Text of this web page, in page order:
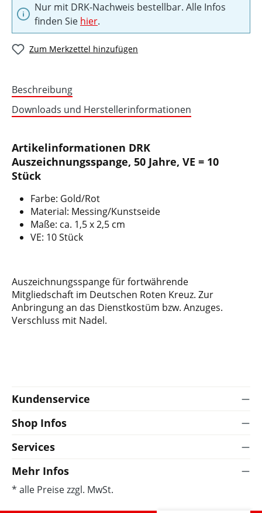
Nur mit DRK-Nachweis bestellbar. Alle Infos
finden Sie hier.
Zum Merkzettel hinzufügen
Beschreibung
Downloads und Herstellerinformationen
Artikelinformationen DRK
Auszeichnungsspange, 50 Jahre, VE = 10
Stück
Farbe: Gold/Rot
Material: Messing/Kunstseide
Maße: ca. 1,5 x 2,5 cm
VE: 10 Stück
Auszeichnungsspange für fortwährende
Mitgliedschaft im Deutschen Roten Kreuz. Zur
Anbringung an das Dienstkostüm bzw. Anzuges.
Verschluss mit Nadel.
Kundenservice
Shop Infos
Services
Mehr Infos
* alle Preise zzgl. MwSt.